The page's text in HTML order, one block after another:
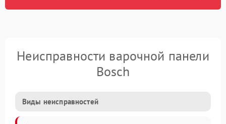
Неисправности варочной панели
Bosch
Виды неисправностей